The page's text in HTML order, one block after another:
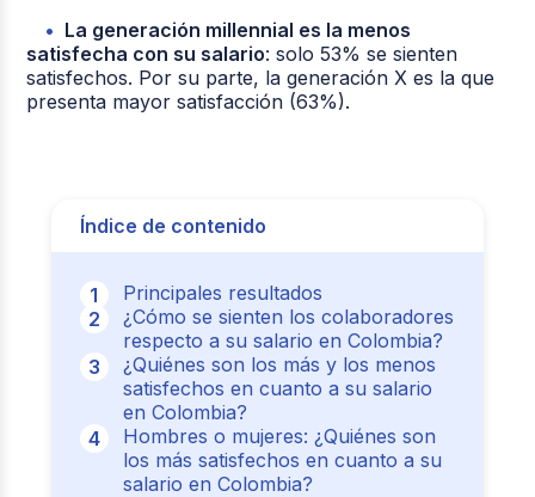
La generación millennial es la menos
satisfecha con su salario: solo 53% se sienten
satisfechos. Por su parte, la generación X es la que
presenta mayor satisfacción (63%).
Índice de contenido
Principales resultados
¿Cómo se sienten los colaboradores
respecto a su salario en Colombia?
¿Quiénes son los más y los menos
satisfechos en cuanto a su salario
en Colombia?
Hombres o mujeres: ¿Quiénes son
los más satisfechos en cuanto a su
salario en Colombia?